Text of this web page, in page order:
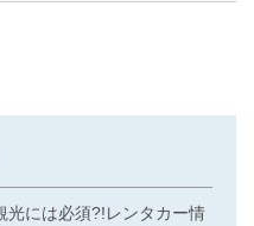
光には必須?!レンタカー情